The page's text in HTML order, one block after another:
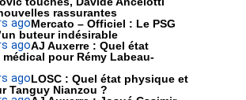
rassurantes
agoMercato – Officiel : Le PSG
buteur indésirable
agoAJ Auxerre : Quel état
pour Rémy Labeau-
agoLOSC : Quel état physique et
Tanguy Nianzou ?